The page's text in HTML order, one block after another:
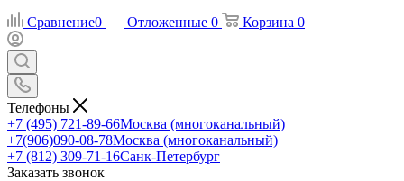
Сравнение0 Отложенные 0 Корзина 0
Телефоны
+7 (495) 721-89-66Москва (многоканальный)
+7(906)090-08-78Москва (многоканальный)
+7 (812) 309-71-16Санк-Петербург
Заказать звонок